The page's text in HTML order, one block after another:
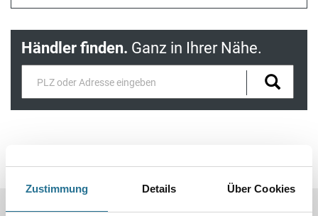
Zustimmung Details Über Cookies
Händler finden. Ganz in Ihrer Nähe.
Produkteigenschaften
Produkteigenschaft